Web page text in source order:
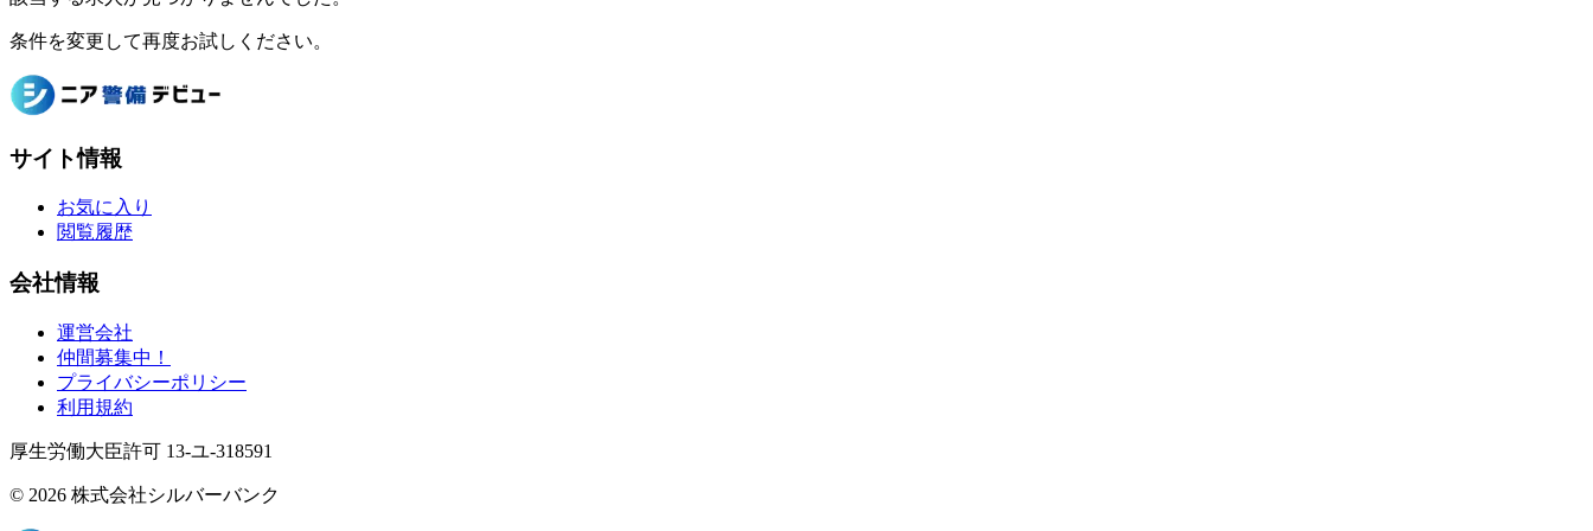
条件を変更して再度お試しください。
サイト情報
お気に入り
閲覧履歴
会社情報
運営会社
仲間募集中！
プライバシーポリシー
利用規約
厚生労働大臣許可 13-ユ-318591
© 2026 株式会社シルバーバンク